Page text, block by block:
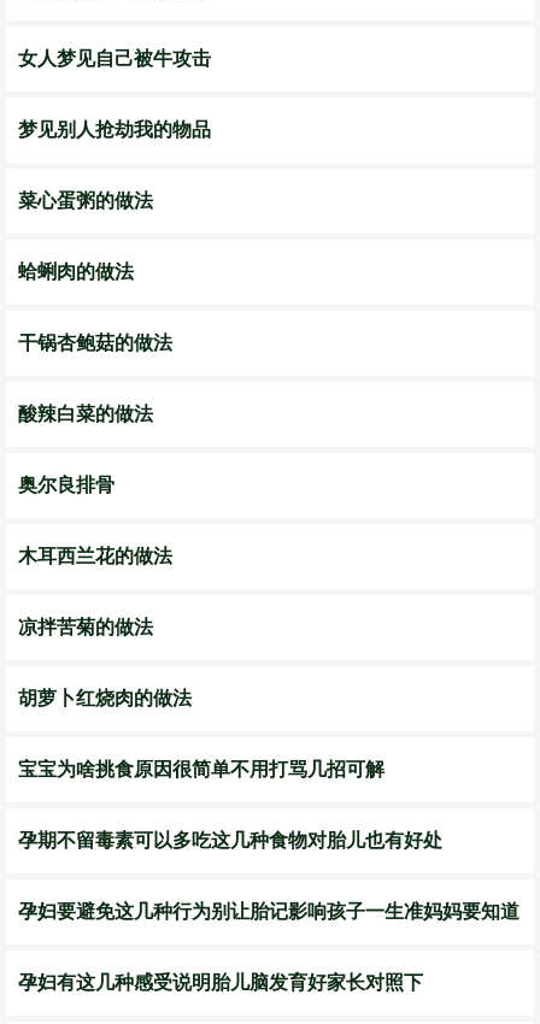
女人梦见自己被牛攻击
梦见别人抢劫我的物品
菜心蛋粥的做法
蛤蜊肉的做法
干锅杏鲍菇的做法
酸辣白菜的做法
奥尔良排骨
木耳西兰花的做法
凉拌苦菊的做法
胡萝卜红烧肉的做法
宝宝为啥挑食原因很简单不用打骂几招可解
孕期不留毒素可以多吃这几种食物对胎儿也有好处
孕妇要避免这几种行为别让胎记影响孩子一生准妈妈要知道
孕妇有这几种感受说明胎儿脑发育好家长对照下